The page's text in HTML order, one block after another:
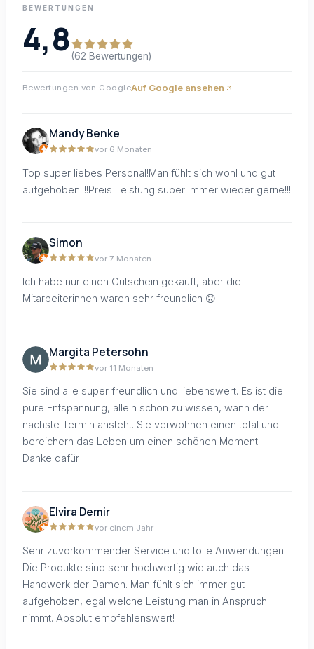
BEWERTUNGEN
4,8 (62 Bewertungen)
Bewertungen von GoogleAuf Google ansehen
Mandy Benke
vor 6 Monaten
Top super liebes Personal!Man fühlt sich wohl und gut
aufgehoben!!!!Preis Leistung super immer wieder gerne!!!
Simon
vor 7 Monaten
Ich habe nur einen Gutschein gekauft, aber die
Mitarbeiterinnen waren sehr freundlich 🙃
Margita Petersohn
vor 11 Monaten
Sie sind alle super freundlich und liebenswert. Es ist die
pure Entspannung, allein schon zu wissen, wann der
nächste Termin ansteht. Sie verwöhnen einen total und
bereichern das Leben um einen schönen Moment.
Danke dafür
Elvira Demir
vor einem Jahr
Sehr zuvorkommender Service und tolle Anwendungen.
Die Produkte sind sehr hochwertig wie auch das
Handwerk der Damen. Man fühlt sich immer gut
aufgehoben, egal welche Leistung man in Anspruch
nimmt. Absolut empfehlenswert!